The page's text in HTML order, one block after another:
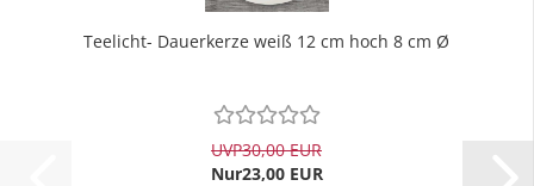
Teelicht- Dauerkerze weiß 12 cm hoch 8 cm Ø
UVP30,00 EUR
Nur23,00 EUR